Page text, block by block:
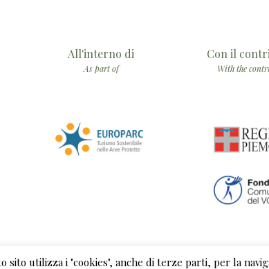
All'interno di
As part of
Con il
With the
sito utilizza i "cookies", anche di terze parti, per la